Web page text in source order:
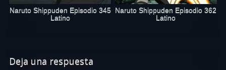
Naruto Shippuden Episodio 345
Latino
Naruto Shippuden Episodio 362
Latino
Deja una respuesta